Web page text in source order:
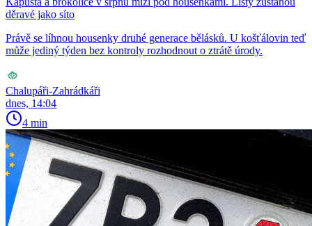
děravé jako síto
Právě se líhnou housenky druhé generace bělásků. U košťálovin teď
může jediný týden bez kontroly rozhodnout o ztrátě úrody.
Chalupáři-Zahrádkáři
dnes, 14:04
4 min